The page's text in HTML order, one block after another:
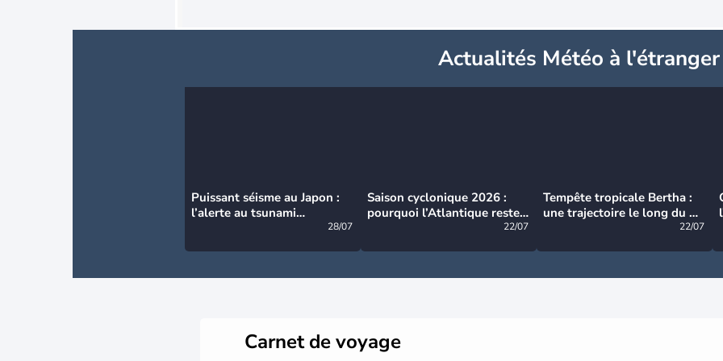
Actualités Météo à l'étranger
Puissant séisme au Japon :
l’alerte au tsunami
28/07
Saison cyclonique 2026 :
pourquoi l’Atlantique reste
22/07
Tempête tropicale Bertha :
une trajectoire le long du du
22/07
Carnet de voyage